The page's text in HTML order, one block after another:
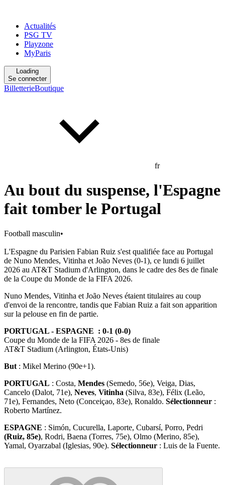
Actualités
PSG TV
Playzone
MyParis
Loading
Se connecter
BilletterieBoutique
fr
Au bout du suspense, l'Espagne
fait tomber le Portugal
Football masculin•
L'Espagne du Parisien Fabian Ruiz s'est qualifiée face au Portugal
de Nuno Mendes, Vitinha et João Neves (0-1), ce lundi 6 juillet
2026 au AT&T Stadium d'Arlington, dans le cadre des 8es de finale
de la Coupe du Monde de la FIFA 2026.
Nuno Mendes, Vitinha et João Neves étaient titulaires au coup
d'envoi de la rencontre, tandis que Fabian Ruiz a fait son apparition
sur la pelouse en fin de partie.
PORTUGAL - ESPAGNE : 0-1 (0-0)
Coupe du Monde de la FIFA 2026 - 8es de finale
AT&T Stadium (Arlington, États-Unis)
But : Mikel Merino (90e+1).
PORTUGAL : Costa, Mendes (Semedo, 56e), Veiga, Dias,
Cancelo (Dalot, 71e), Neves, Vitinha (Silva, 83e), Félix (Leão,
71e), Fernandes, Neto (Conceiçao, 83e), Ronaldo. Sélectionneur :
Roberto Martínez.
ESPAGNE : Simón, Cucurella, Laporte, Cubarsí, Porro, Pedri
(Ruiz, 85e), Rodri, Baena (Torres, 75e), Olmo (Merino, 85e),
Yamal, Oyarzabal (Iglesias, 90e). Sélectionneur : Luis de la Fuente.